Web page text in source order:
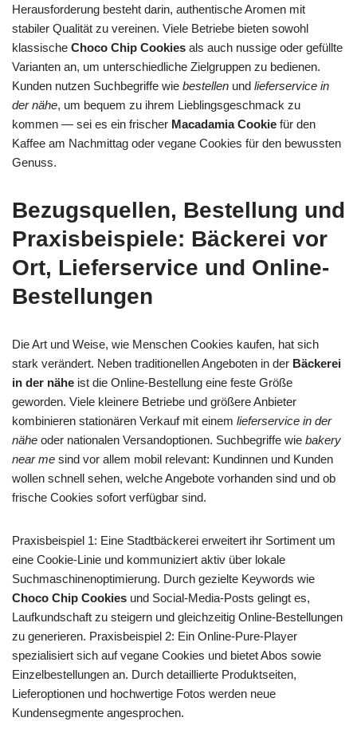
Herausforderung besteht darin, authentische Aromen mit
stabiler Qualität zu vereinen. Viele Betriebe bieten sowohl
klassische Choco Chip Cookies als auch nussige oder gefüllte
Varianten an, um unterschiedliche Zielgruppen zu bedienen.
Kunden nutzen Suchbegriffe wie bestellen und lieferservice in
der nähe, um bequem zu ihrem Lieblingsgeschmack zu
kommen — sei es ein frischer Macadamia Cookie für den
Kaffee am Nachmittag oder vegane Cookies für den bewussten
Genuss.
Bezugsquellen, Bestellung und
Praxisbeispiele: Bäckerei vor
Ort, Lieferservice und Online-
Bestellungen
Die Art und Weise, wie Menschen Cookies kaufen, hat sich
stark verändert. Neben traditionellen Angeboten in der Bäckerei
in der nähe ist die Online-Bestellung eine feste Größe
geworden. Viele kleinere Betriebe und größere Anbieter
kombinieren stationären Verkauf mit einem lieferservice in der
nähe oder nationalen Versandoptionen. Suchbegriffe wie bakery
near me sind vor allem mobil relevant: Kundinnen und Kunden
wollen schnell sehen, welche Angebote vorhanden sind und ob
frische Cookies sofort verfügbar sind.
Praxisbeispiel 1: Eine Stadtbäckerei erweitert ihr Sortiment um
eine Cookie-Linie und kommuniziert aktiv über lokale
Suchmaschinenoptimierung. Durch gezielte Keywords wie
Choco Chip Cookies und Social-Media-Posts gelingt es,
Laufkundschaft zu steigern und gleichzeitig Online-Bestellungen
zu generieren. Praxisbeispiel 2: Ein Online-Pure-Player
spezialisiert sich auf vegane Cookies und bietet Abos sowie
Einzelbestellungen an. Durch detaillierte Produktseiten,
Lieferoptionen und hochwertige Fotos werden neue
Kundensegmente angesprochen.